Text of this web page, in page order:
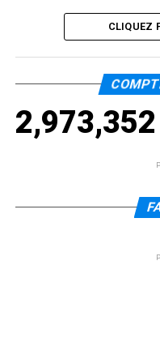
CLIQUEZ
2,973,352